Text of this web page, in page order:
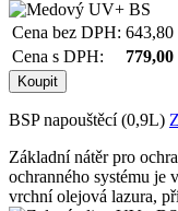
Cena bez DPH: 643,80
Cena s DPH:
779,00
BSP napouštěcí (0,9L)
Základní nátěr pro
ochranného systému je
vrchní olejová lazura,